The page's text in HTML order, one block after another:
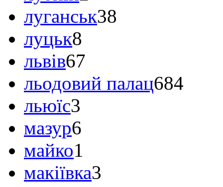
луганськ38
луцьк8
львів67
льодовий палац684
льюїс3
мазур6
майко1
макіївка3